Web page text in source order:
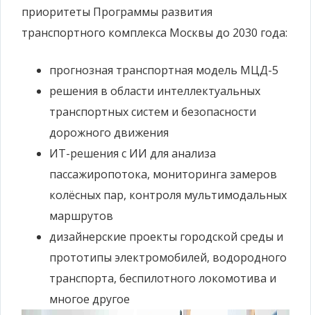
приоритеты Программы развития
транспортного комплекса Москвы до 2030 года:
прогнозная транспортная модель МЦД-5
решения в области интеллектуальных
транспортных систем и безопасности
дорожного движения
ИТ-решения с ИИ для анализа
пассажиропотока, мониторинга замеров
колёсных пар, контроля мультимодальных
маршрутов
дизайнерские проекты городской среды и
прототипы электромобилей, водородного
транспорта, беспилотного локомотива и
многое другое